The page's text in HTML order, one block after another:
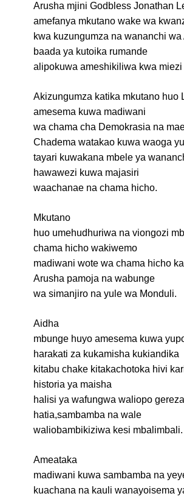
Arusha mjini Godbless Jonathan
amefanya mkutano wake wa
kwa kuzungumza na wananchi wa
baada ya kutoika rumande
alipokuwa ameshikiliwa kwa miezi
Akizungumza katika mkutano huo
amesema kuwa madiwani
wa chama cha Demokrasia na
Chadema watakao kuwa waoga
tayari kuwakana mbele ya
hawawezi kuwa majasiri
waachanae na chama hicho.
Mkutano
huo umehudhuriwa na viongozi
chama hicho wakiwemo
madiwani wote wa chama hicho
Arusha pamoja na wabunge
wa simanjiro na yule wa Monduli.
Aidha
mbunge huyo amesema kuwa
harakati za kukamisha kukiandika
kitabu chake kitakachotoka hivi
historia ya maisha
halisi ya wafungwa waliopo
hatia,sambamba na wale
waliobambikiziwa kesi mbalimbali.
Ameataka
madiwani kuwa sambamba na
kuachana na kauli wanayoisema